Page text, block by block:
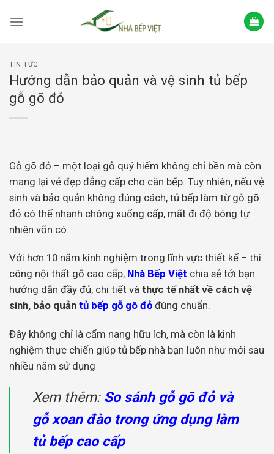
TIN TỨC
Hướng dẫn bảo quản và vệ sinh tủ bếp
gỗ gõ đỏ
Gỗ gõ đỏ – một loại gỗ quý hiếm không chỉ bền mà còn
mang lại vẻ đẹp đẳng cấp cho căn bếp. Tuy nhiên, nếu vệ
sinh và bảo quản không đúng cách, tủ bếp làm từ gỗ gõ
đỏ có thể nhanh chóng xuống cấp, mất đi độ bóng tự
nhiên vốn có.
Với hơn 10 năm kinh nghiệm trong lĩnh vực thiết kế – thi
công nội thất gỗ cao cấp, Nhà Bếp Việt chia sẻ tới bạn
hướng dẫn đầy đủ, chi tiết và thực tế nhất về cách vệ
sinh, bảo quản tủ bếp gỗ gõ đỏ đúng chuẩn.
Đây không chỉ là cẩm nang hữu ích, mà còn là kinh
nghiệm thực chiến giúp tủ bếp nhà bạn luôn như mới sau
nhiều năm sử dụng
Xem thêm: So sánh gỗ gõ đỏ và
gỗ xoan đào trong ứng dụng làm
tủ bếp cao cấp